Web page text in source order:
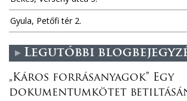
Gyula, Petőfi tér 2.
Legutóbbi
„Káros forrásanyagok” Egy
dokumentumkötet